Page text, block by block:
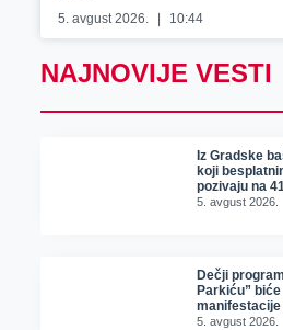
5. avgust 2026. 10:44
NAJNOVIJE VESTI
Iz Gradske
koji
pozivaju na
5. avgust 2026.
Dečji
Parkiću”
manifestacije
5. avgust 2026.